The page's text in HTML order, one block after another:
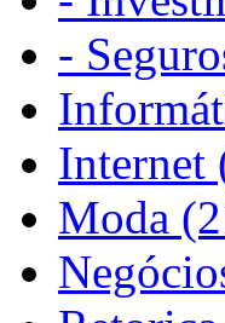
-
Internet
Moda